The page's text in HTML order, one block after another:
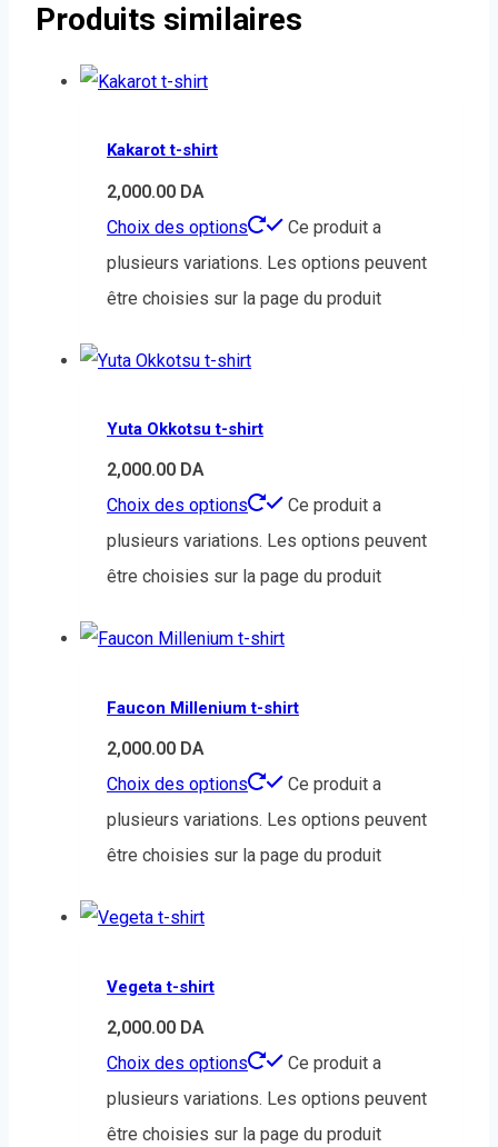
Produits similaires
Kakarot t-shirt
2,000.00 DA
Choix des options
Ce produit a
plusieurs variations. Les options peuvent
être choisies sur la page du produit
Yuta Okkotsu t-shirt
2,000.00 DA
Choix des options
Ce produit a
plusieurs variations. Les options peuvent
être choisies sur la page du produit
Faucon Millenium t-shirt
2,000.00 DA
Choix des options
Ce produit a
plusieurs variations. Les options peuvent
être choisies sur la page du produit
Vegeta t-shirt
2,000.00 DA
Choix des options
Ce produit a
plusieurs variations. Les options peuvent
être choisies sur la page du produit